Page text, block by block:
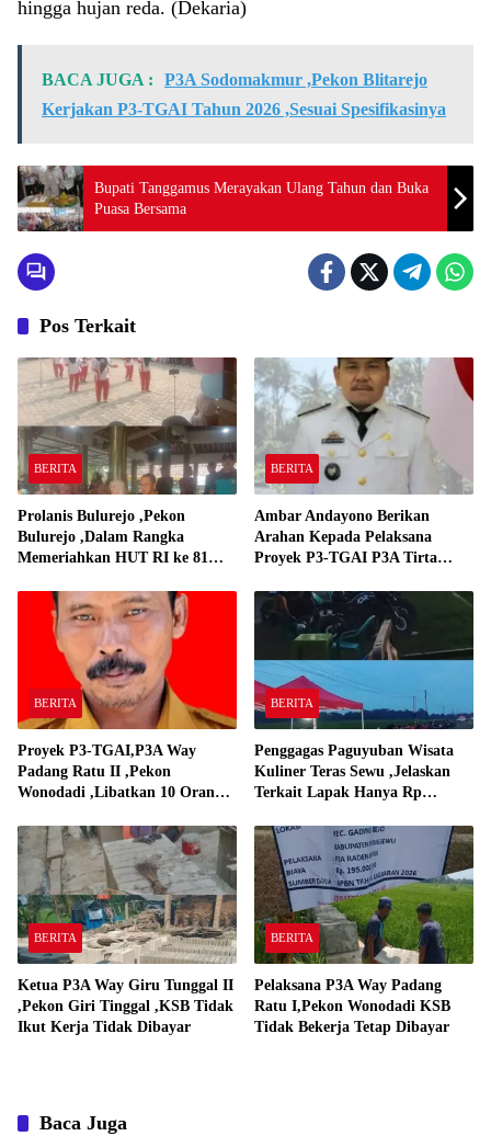
hingga hujan reda. (Dekaria)
BACA JUGA :
P3A Sodomakmur ,Pekon Blitarejo
Kerjakan P3-TGAI Tahun 2026 ,Sesuai Spesifikasinya
Bupati Tanggamus Merayakan Ulang Tahun dan Buka
Puasa Bersama
Pos Terkait
BERITA
Prolanis Bulurejo ,Pekon
Bulurejo ,Dalam Rangka
Memeriahkan HUT RI ke 81
BERITA
Ambar Andayono Berikan
Arahan Kepada Pelaksana
Proyek P3-TGAI P3A Tirta
BERITA
Proyek P3-TGAI,P3A Way
Padang Ratu II ,Pekon
Wonodadi ,Libatkan 10 Orang
Padang Ratu
BERITA
Penggagas Paguyuban Wisata
Kuliner Teras Sewu ,Jelaskan
Terkait Lapak Hanya Rp
BERITA
Ketua P3A Way Giru Tunggal II
,Pekon Giri Tinggal ,KSB Tidak
Ikut Kerja Tidak Dibayar
BERITA
Pelaksana P3A Way Padang
Ratu I,Pekon Wonodadi KSB
Tidak Bekerja Tetap Dibayar
Baca Juga